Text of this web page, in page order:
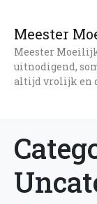
Meester
Meester
uitnodigend,
altijd vrolijk en